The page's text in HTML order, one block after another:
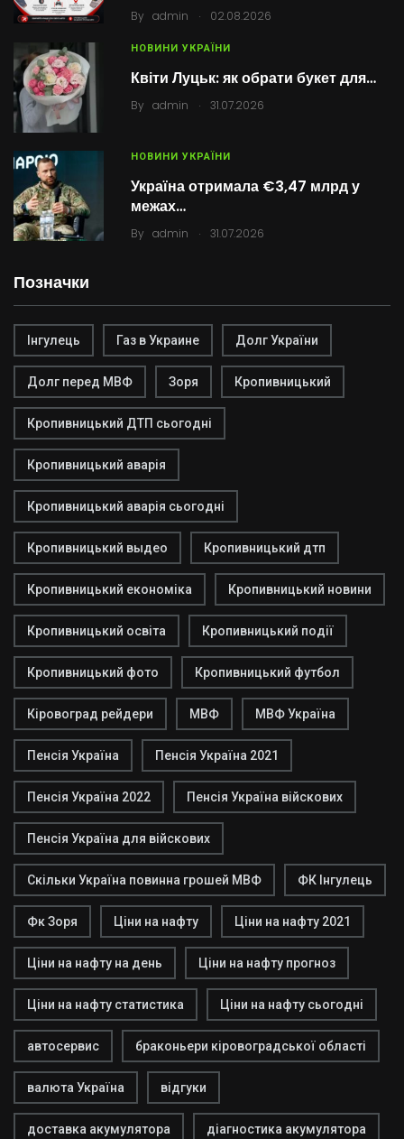
By admin . 02.08.2026
НОВИНИ УКРАЇНИ
Квіти Луцьк: як обрати букет для…
By admin . 31.07.2026
НОВИНИ УКРАЇНИ
Україна отримала €3,47 млрд у
межах…
By admin . 31.07.2026
Позначки
Інгулець Газ в Украине Долг України
Долг перед МВФ Зоря Кропивницький
Кропивницький ДТП сьогодні
Кропивницький аварія
Кропивницький аварія сьогодні
Кропивницький выдео Кропивницький дтп
Кропивницький економіка Кропивницький новини
Кропивницький освіта Кропивницький події
Кропивницький фото Кропивницький футбол
Кіровоград рейдери МВФ МВФ Україна
Пенсія Україна Пенсія Україна 2021
Пенсія Україна 2022 Пенсія Україна війскових
Пенсія Україна для війскових
Скільки Україна повинна грошей МВФ ФК Інгулець
Фк Зоря Ціни на нафту Ціни на нафту 2021
Ціни на нафту на день Ціни на нафту прогноз
Ціни на нафту статистика Ціни на нафту сьогодні
автосервис браконьери кіровоградської області
валюта Україна відгуки
доставка акумулятора діагностика акумулятора